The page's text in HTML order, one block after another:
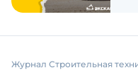
Журнал Строительная